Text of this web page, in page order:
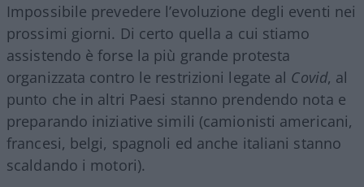
Impossibile prevedere l’evoluzione degli eventi nei
prossimi giorni. Di certo quella a cui stiamo
assistendo è forse la più grande protesta
organizzata contro le restrizioni legate al Covid, al
punto che in altri Paesi stanno prendendo nota e
preparando iniziative simili (camionisti americani,
francesi, belgi, spagnoli ed anche italiani stanno
scaldando i motori).